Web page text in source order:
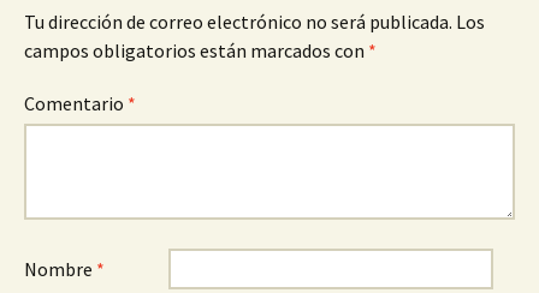
Tu dirección de correo electrónico no será publicada. Los
campos obligatorios están marcados con *
Comentario *
Nombre *